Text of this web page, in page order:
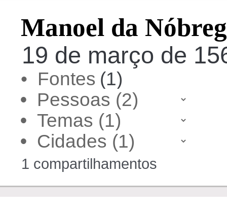
Manoel da
19 de março de
• Fontes(1)
•
•
•
1 compartilhamentos